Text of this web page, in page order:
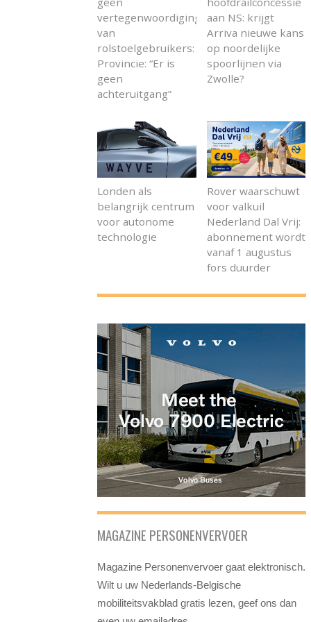
vertegenwoordiging
van
rolstoelgebruikers:
Provincie: “Er is
geen
achteruitgang”
aan NS: krijgt
Arriva nieuwe kans
op noordelijke
spoorlijnen via
Zwolle?
Londen als
belangrijk centrum
voor autonome
technologie
Rover waarschuwt
voor valkuil
Nederland Dal Vrij:
abonnement wordt
vanaf 1 augustus
fors duurder
MAGAZINE PERSONENVERVOER
Magazine Personenvervoer gaat elektronisch.
Wilt u uw Nederlands-Belgische
mobiliteitsvakblad gratis lezen, geef ons dan